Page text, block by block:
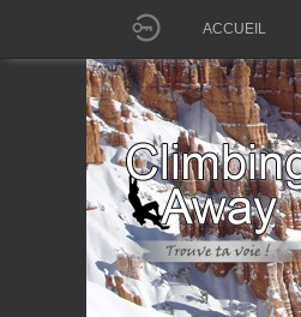
ACCUEIL